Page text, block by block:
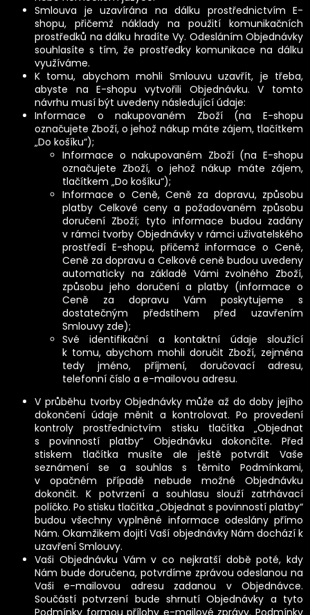
Smlouva je uzavírána na dálku prostřednictvím E-
shopu, přičemž náklady na použití komunikačních
prostředků na dálku hradíte Vy. Odesláním Objednávky
souhlasíte s tím, že prostředky komunikace na dálku
využíváme.
K tomu, abychom mohli Smlouvu uzavřít, je třeba,
abyste na E-shopu vytvořili Objednávku. V tomto
návrhu musí být uvedeny následující údaje:
Informace o nakupovaném Zboží (na E-shopu
označujete Zboží, o jehož nákup máte zájem, tlačítkem
„Do košíku“);
Informace o nakupovaném Zboží (na E-shopu
označujete Zboží, o jehož nákup máte zájem,
tlačítkem „Do košíku“);
Informace o Ceně, Ceně za dopravu, způsobu
platby Celkové ceny a požadovaném způsobu
doručení Zboží; tyto informace budou zadány
v rámci tvorby Objednávky v rámci uživatelského
prostředí E-shopu, přičemž informace o Ceně,
Ceně za dopravu a Celkové ceně budou uvedeny
automaticky na základě Vámi zvolného Zboží,
způsobu jeho doručení a platby (informace o
Ceně za dopravu Vám poskytujeme s
dostatečným předstihem před uzavřením
Smlouvy zde);
Své identifikační a kontaktní údaje sloužící
k tomu, abychom mohli doručit Zboží, zejména
tedy jméno, příjmení, doručovací adresu,
telefonní číslo a e-mailovou adresu.
V průběhu tvorby Objednávky může až do doby jejího
dokončení údaje měnit a kontrolovat. Po provedení
kontroly prostřednictvím stisku tlačítka „Objednat
s povinností platby“ Objednávku dokončíte. Před
stiskem tlačítka musíte ale ještě potvrdit Vaše
seznámení se a souhlas s těmito Podmínkami,
v opačném případě nebude možné Objednávku
dokončit. K potvrzení a souhlasu slouží zatrhávací
políčko. Po stisku tlačítka „Objednat s povinností platby“
budou všechny vyplněné informace odeslány přímo
Nám. Okamžikem dojití Vaší objednávky Nám dochází k
uzavření Smlouvy.
Vaši Objednávku Vám v co nejkratší době poté, kdy
Nám bude doručena, potvrdíme zprávou odeslanou na
Vaši e-mailovou adresu zadanou v Objednávce.
Součástí potvrzení bude shrnutí Objednávky a tyto
Podmínky formou přílohy e-mailové zprávy. Podmínky